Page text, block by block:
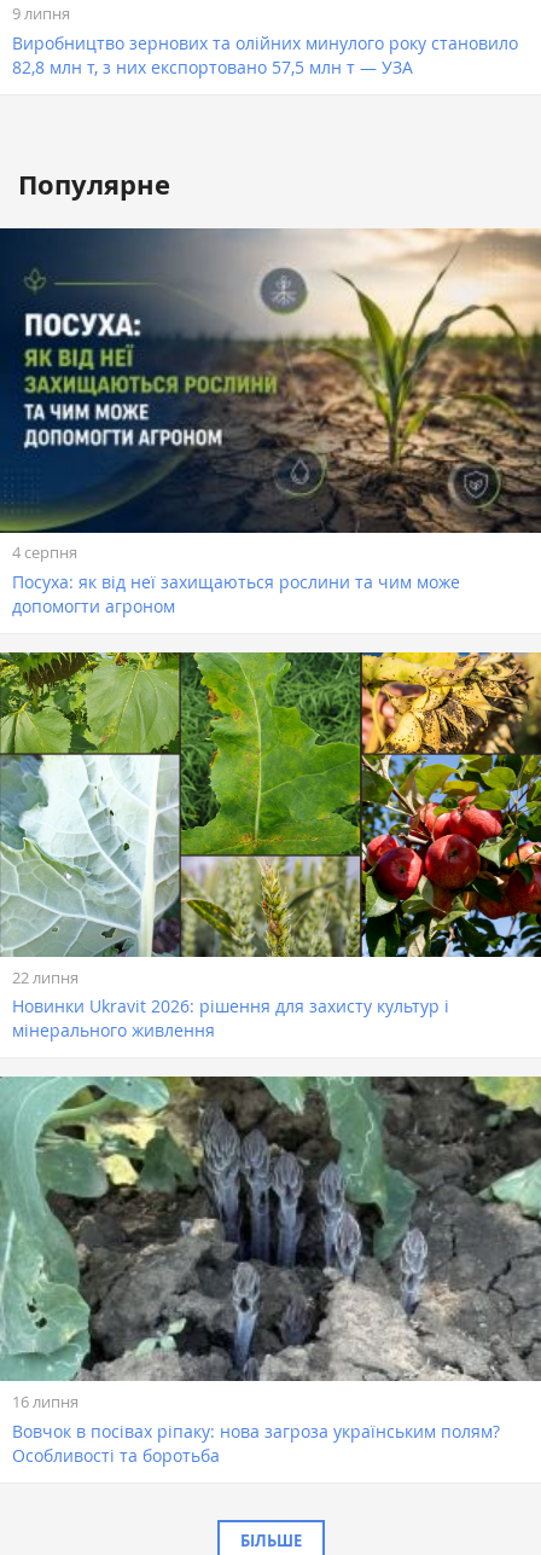
9 липня
Виробництво зернових та олійних минулого року становило
82,8 млн т, з них експортовано 57,5 млн т — УЗА
Популярне
4 серпня
Посуха: як від неї захищаються рослини та чим може
допомогти агроном
22 липня
Новинки Ukravit 2026: рішення для захисту культур і
мінерального живлення
16 липня
Вовчок в посівах ріпаку: нова загроза українським полям?
Особливості та боротьба
БІЛЬШЕ